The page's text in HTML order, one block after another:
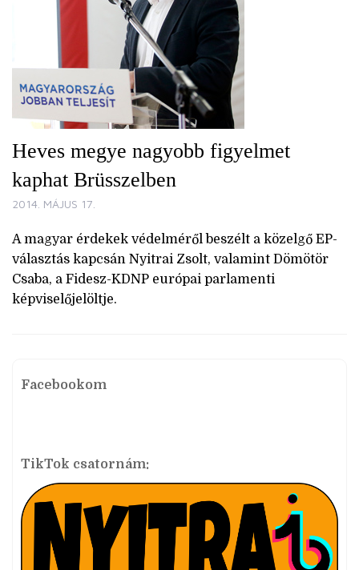
Heves megye nagyobb figyelmet
kaphat Brüsszelben
2014. MÁJUS 17.
A magyar érdekek védelméről beszélt a közelgő EP-
választás kapcsán Nyitrai Zsolt, valamint Dömötör
Csaba, a Fidesz-KDNP európai parlamenti
képviselőjelöltje.
Facebookom
TikTok csatornám: